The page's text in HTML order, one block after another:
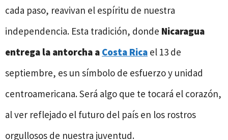
cada paso, reavivan el espíritu de nuestra
independencia. Esta tradición, donde Nicaragua
entrega la antorcha a Costa Rica el 13 de
septiembre, es un símbolo de esfuerzo y unidad
centroamericana. Será algo que te tocará el corazón,
al ver reflejado el futuro del país en los rostros
orgullosos de nuestra juventud.